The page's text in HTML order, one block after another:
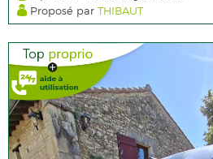
Proposé parTHIBAUT